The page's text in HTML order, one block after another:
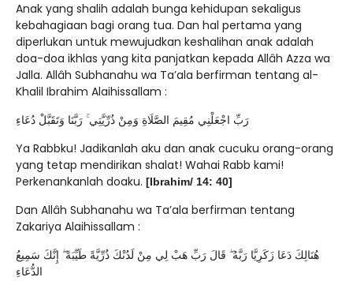
Anak yang shalih adalah bunga kehidupan sekaligus
kebahagiaan bagi orang tua. Dan hal pertama yang
diperlukan untuk mewujudkan keshalihan anak adalah
doa-doa ikhlas yang kita panjatkan kepada Allâh Azza wa
Jalla. Allâh Subhanahu wa Ta’ala berfirman tentang al-
Khalil Ibrahim Alaihissallam :
رَبِّ اجْعَلْنِي مُقِيمَ الصَّلَاةِ وَمِنْ ذُرِّيَّتِي ۚ رَبَّنَا وَتَقَبَّلْ دُعَاءِ
Ya Rabbku! Jadikanlah aku dan anak cucuku orang-orang
yang tetap mendirikan shalat! Wahai Rabb kami!
Perkenankanlah doaku. [Ibrahim/ 14: 40]
Dan Allâh Subhanahu wa Ta’ala berfirman tentang
Zakariya Alaihissallam :
هُنَالِكَ دَعَا زَكَرِيَّا رَبَّهُ ۖ قَالَ رَبِّ هَبْ لِي مِنْ لَدُنْكَ ذُرِّيَّةً طَيِّبَةً ۖ إِنَّكَ سَمِيعُ
الدُّعَاءِ